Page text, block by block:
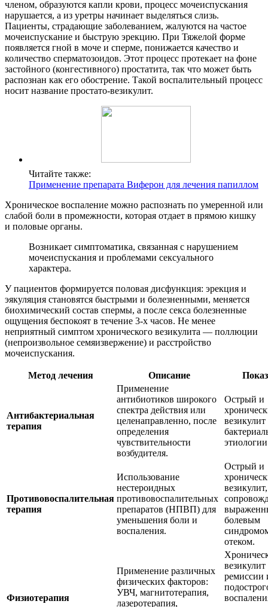
членом, образуются капли крови, процесс мочеиспускания
нарушается, а из уретры начинает выделяться слизь.
Пациенты, страдающие заболеванием, жалуются на частое
мочеиспускание и быструю эрекцию. При Тяжелой форме
появляется гной в моче и сперме, понижается качество и
количество сперматозоидов. Этот процесс протекает на фоне
застойного (конгестивного) простатита, так что может быть
распознан как его обострение. Такой воспалительный процесс
носит название простато-везикулит.
Читайте также:
Применение препарата Виферон для лечения папиллом
Хроническое воспаление можно распознать по умеренной или
слабой боли в промежности, которая отдает в прямою кишку
и половые органы.
Возникает симптоматика, связанная с нарушением
мочеиспускания и проблемами сексуального
характера.
У пациентов формируется половая дисфункция: эрекция и
эякуляция становятся быстрыми и болезненными, меняется
биохимический состав спермы, а после секса болезненные
ощущения беспокоят в течение 3-х часов. Не менее
неприятный симптом хронического везикулита — поллюции
(непроизвольное семяизвержение) и расстройство
мочеиспускания.
Метод лечения Описание
Антибактериальная
терапия
Применение
антибиотиков широкого
спектра действия или
целенаправленно, после
определения
чувствительности
возбудителя.
Острый и
везикулит
Противовоспалительная
терапия
Использование
нестероидных
противовоспалительных
препаратов (НПВП) для
уменьшения боли и
воспаления.
Острый и
везикулит,
болевым
отеком.
Физиотерапия
Применение различных
физических факторов:
УВЧ, магнитотерапия,
лазеротерапия,
ремиссии